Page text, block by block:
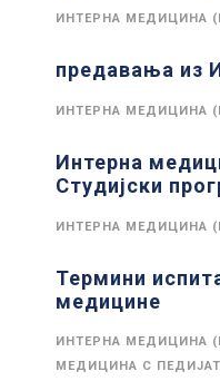
ИНТЕРНА МЕДИЦИНА
предавања из
ИНТЕРНА МЕДИЦИНА
Интерна
Студијски
ИНТЕРНА МЕДИЦИНА
Термини
медицине
ИНТЕРНА МЕДИЦИНА
МЕДИЦИНА С